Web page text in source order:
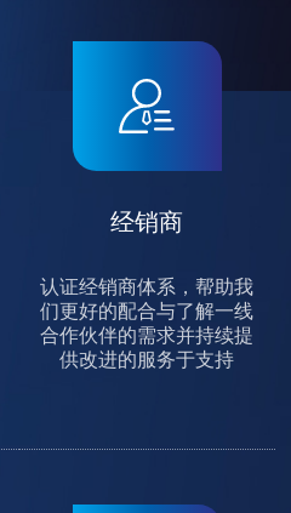
经销商
认证经销商体系，帮助我
们更好的配合与了解一线
合作伙伴的需求并持续提
供改进的服务于支持